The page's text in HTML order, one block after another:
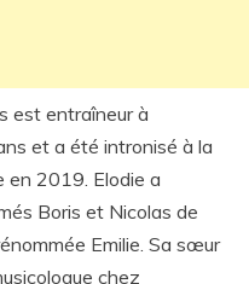
est entraîneur à
et a été intronisé à la
en 2019. Elodie a
Boris et Nicolas de
Emilie. Sa sœur
chez